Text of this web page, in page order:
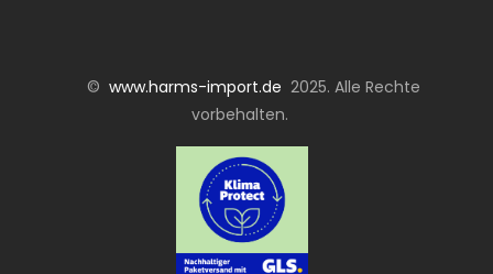
© www.harms-import.de 2025. Alle Rechte
vorbehalten.